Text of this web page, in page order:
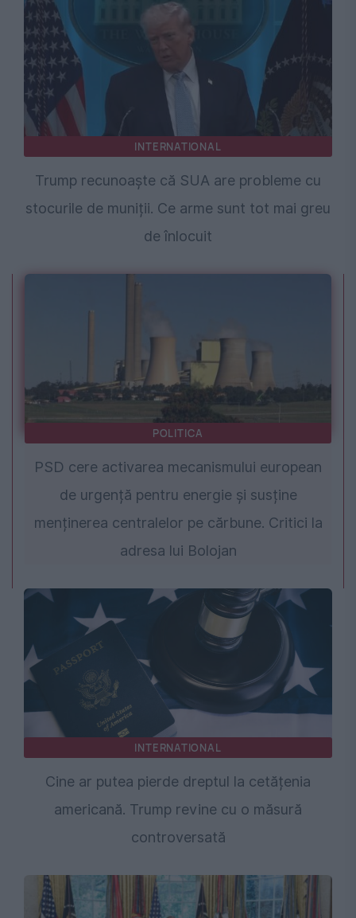
INTERNATIONAL
Trump recunoaște că SUA are probleme cu
stocurile de muniții. Ce arme sunt tot mai greu
de înlocuit
POLITICA
PSD cere activarea mecanismului european
de urgență pentru energie și susține
menținerea centralelor pe cărbune. Critici la
adresa lui Bolojan
INTERNATIONAL
Cine ar putea pierde dreptul la cetățenia
americană. Trump revine cu o măsură
controversată